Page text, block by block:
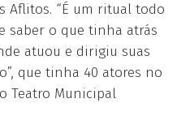
Aflitos. “É um ritual todo
saber o que tinha atrás
atuou e dirigiu suas
que tinha 40 atores no
Teatro Municipal